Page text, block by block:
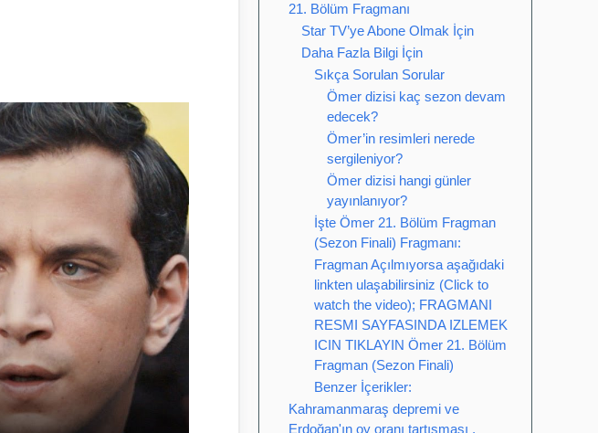
21. Bölüm Fragmanı
Star TV’ye Abone Olmak İçin
Daha Fazla Bilgi İçin
Sıkça Sorulan Sorular
Ömer dizisi kaç sezon devam
edecek?
Ömer’in resimleri nerede
sergileniyor?
Ömer dizisi hangi günler
yayınlanıyor?
İşte Ömer 21. Bölüm Fragman
(Sezon Finali) Fragmanı:
Fragman Açılmıyorsa aşağıdaki
linkten ulaşabilirsiniz (Click to
watch the video); FRAGMANI
RESMI SAYFASINDA IZLEMEK
ICIN TIKLAYIN Ömer 21. Bölüm
Fragman (Sezon Finali)
Benzer İçerikler:
Kahramanmaraş depremi ve
Erdoğan'ın oy oranı tartışması ,